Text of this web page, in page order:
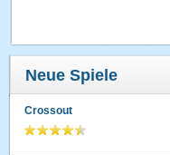
Neue Spiele
Crossout